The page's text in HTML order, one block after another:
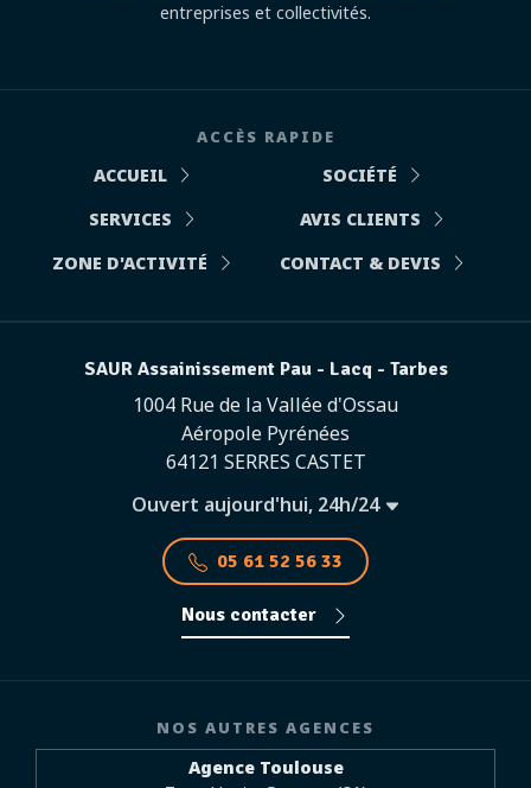
entreprises et collectivités.
ACCÈS RAPIDE
ACCUEIL
SOCIÉTÉ
SERVICES
AVIS CLIENTS
ZONE D'ACTIVITÉ
CONTACT & DEVIS
SAUR Assainissement Pau - Lacq - Tarbes
1004 Rue de la Vallée d'Ossau
Aéropole Pyrénées
64121 SERRES CASTET
Ouvert aujourd'hui, 24h/24
05 61 52 56 33
Nous contacter
NOS AUTRES AGENCES
Agence Toulouse